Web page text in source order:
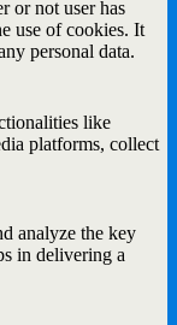
or not user has
use of cookies. It
personal data.
like
platforms, collect
analyze the key
in delivering a